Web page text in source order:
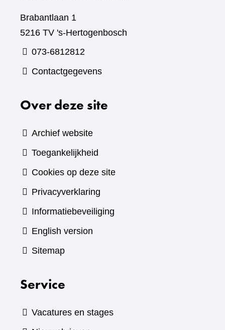
Brabantlaan 1
5216 TV 's-Hertogenbosch
073-6812812
Contactgegevens
Over deze site
Archief website
Toegankelijkheid
Cookies op deze site
Privacyverklaring
Informatiebeveiliging
English version
Sitemap
Service
Vacatures en stages